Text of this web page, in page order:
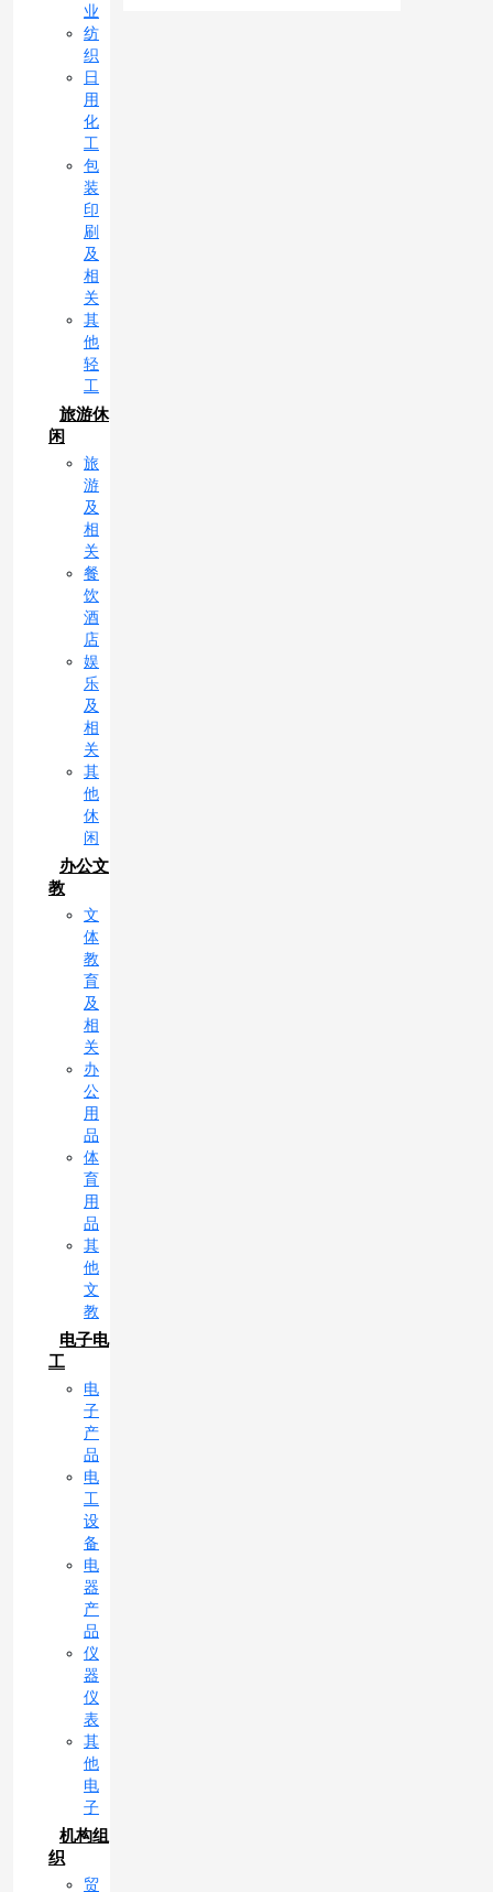
业
纺
织
日
用
化
工
包
装
印
刷
及
相
关
其
他
轻
工
旅游休
闲
旅
游
及
相
关
餐
饮
酒
店
娱
乐
及
相
关
其
他
休
闲
办公文
教
文
体
教
育
及
相
关
办
公
用
品
体
育
用
品
其
他
文
教
电子电
工
电
子
产
品
电
工
设
备
电
器
产
品
仪
器
仪
表
其
他
电
子
机构组
织
贸